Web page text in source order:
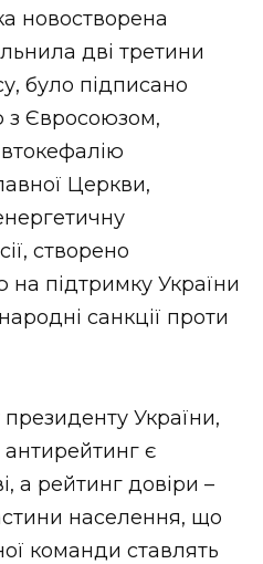
новостворена
дві третини
було підписано
з Євросоюзом,
Церкви,
створено
на підтримку України
санкції проти
України,
є
а рейтинг довіри –
населення, що
команди ставлять